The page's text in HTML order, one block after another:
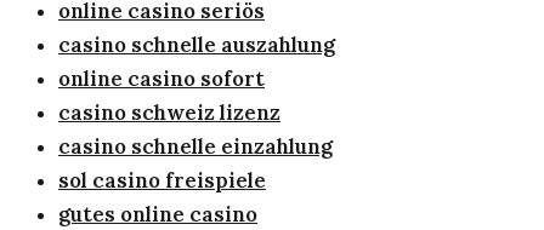
online casino seriös
casino schnelle auszahlung
online casino sofort
casino schweiz lizenz
casino schnelle einzahlung
sol casino freispiele
gutes online casino